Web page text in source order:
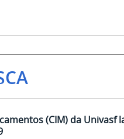
(CIM) da Univasf